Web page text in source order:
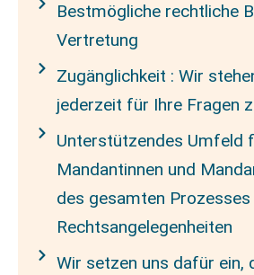
Bestmögliche rechtliche
Vertretung
Zugänglichkeit : Wir
jederzeit für Ihre Fragen
Unterstützendes Umfeld
Mandantinnen und
des gesamten Prozesses
Rechtsangelegenheiten
Wir setzen uns dafür ein,